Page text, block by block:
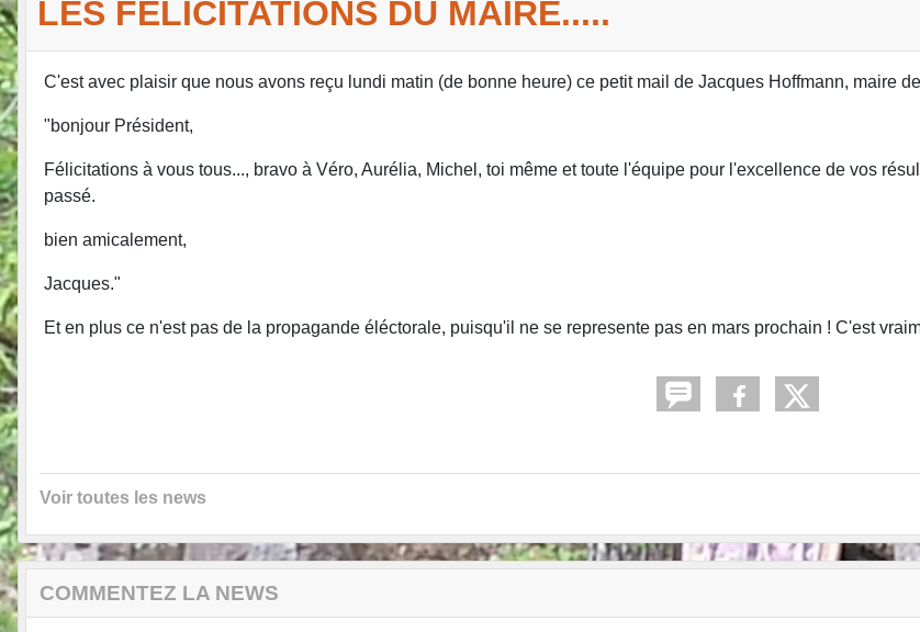
LES FÉLICITATIONS DU MAIRE.....
C'est avec plaisir que nous avons reçu lundi matin (de bonne heure) ce petit mail de Jacques Hoffmann, maire
"bonjour Président,
Félicitations à vous tous..., bravo à Véro, Aurélia, Michel, toi même et toute l'équipe pour l'excellence de vos
passé.
bien amicalement,
Jacques."
Et en plus ce n'est pas de la propagande éléctorale, puisqu'il ne se represente pas en mars prochain ! C'est
Voir toutes les news
COMMENTEZ LA NEWS